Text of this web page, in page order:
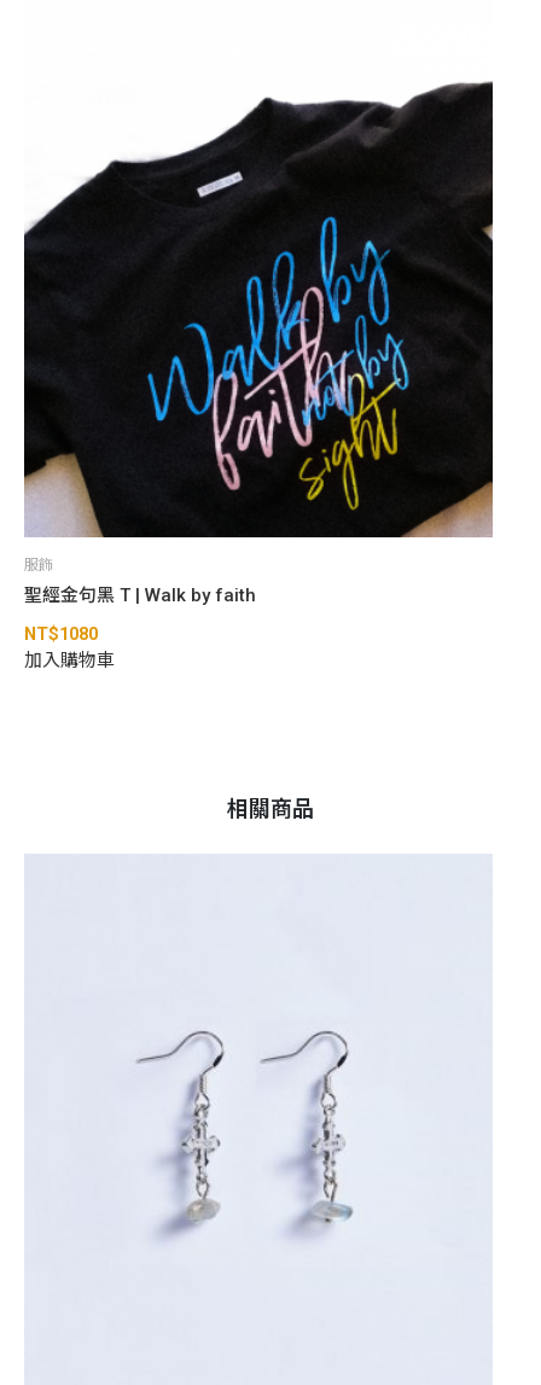
服飾
聖經金句黑 T | Walk by faith
NT$1080
加入購物車
相關商品